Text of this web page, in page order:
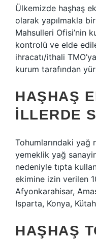
Ülkemizde haşhaş
olarak yapılmakla
Mahsulleri Ofisi’nin
kontrolü ve elde
ihracatı/ithali
kurum tarafından
HAŞHAŞ
ILLERDE
Tohumlarındaki yağ
yemeklik yağ
nedeniyle tıpta
ekimine izin verilen
Afyonkarahisar,
Isparta, Konya,
HAŞHAŞ